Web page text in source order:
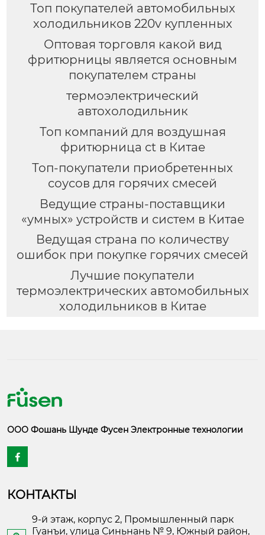
Топ покупателей автомобильных
холодильников 220v купленных
Оптовая торговля какой вид
фритюрницы является основным
покупателем страны
термоэлектрический
автохолодильник
Топ компаний для воздушная
фритюрница ct в Китае
Топ-покупатели приобретенных
соусов для горячих смесей
Ведущие страны-поставщики
«умных» устройств и систем в Китае
Ведущая страна по количеству
ошибок при покупке горячих смесей
Лучшие покупатели
термоэлектрических автомобильных
холодильников в Китае
ООО Фошань Шунде Фусен Электронные технологии

КОНТАКТЫ
9-й этаж, корпус 2, Промышленный парк
Гуанъи, улица Синьнань № 9, Южный район,